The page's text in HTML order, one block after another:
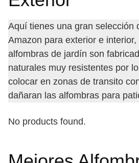
Aquí tienes una gran selección
Amazon para exterior e
alfombras de jardín son
naturales muy resistentes por
colocar en zonas de transito
dañaran las alfombras para
No products found.